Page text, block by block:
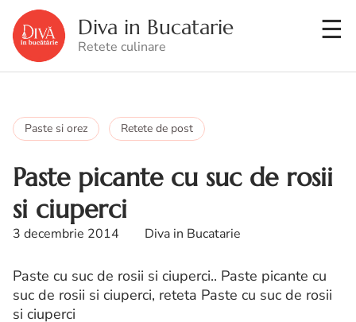
Diva in Bucatarie
Retete culinare
Paste si orez Retete de post
Paste picante cu suc de rosii
si ciuperci
3 decembrie 2014 Diva in Bucatarie
Paste cu suc de rosii si ciuperci.. Paste picante cu
suc de rosii si ciuperci, reteta Paste cu suc de rosii
si ciuperci